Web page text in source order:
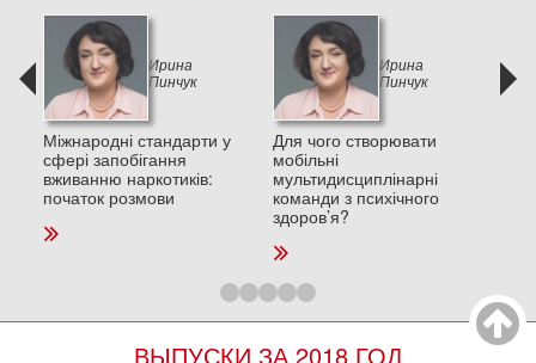
Ирина
Пинчук
Міжнародні стандарти у
сфері запобігання
вживанню наркотиків:
початок розмови
Ирина
Пинчук
Для чого створювати
мобільні
мультидисциплінарні
команди з психічного
здоров’я?
ВЫПУСКИ ЗА 2018 ГОД